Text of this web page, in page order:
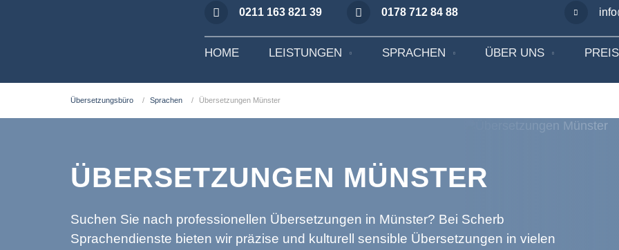
0211 163 821 39 0178 712 84 88
HOME LEISTUNGEN SPRACHEN ÜBER UNS
Übersetzungsbüro Sprachen Übersetzungen Münster
ÜBERSETZUNGEN MÜNSTER
Suchen Sie nach professionellen Übersetzungen in Münster? Bei Scherb
Sprachendienste bieten wir präzise und kulturell sensible Übersetzungen in vielen